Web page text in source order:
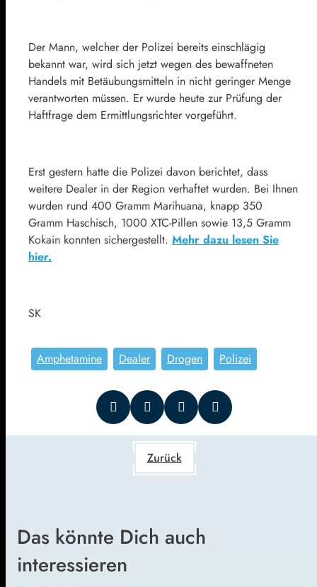
Der Mann, welcher der Polizei bereits einschlägig
bekannt war, wird sich jetzt wegen des bewaffneten
Handels mit Betäubungsmitteln in nicht geringer Menge
verantworten müssen. Er wurde heute zur Prüfung der
Haftfrage dem Ermittlungsrichter vorgeführt.
Erst gestern hatte die Polizei davon berichtet, dass
weitere Dealer in der Region verhaftet wurden. Bei Ihnen
wurden rund 400 Gramm Marihuana, knapp 350
Gramm Haschisch, 1000 XTC-Pillen sowie 13,5 Gramm
Kokain konnten sichergestellt. Mehr dazu lesen Sie
hier.
SK
Amphetamine Dealer Drogen Polizei
Zurück
Das könnte Dich auch
interessieren